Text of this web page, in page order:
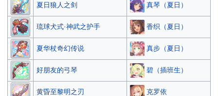
夏日狼人之剑 真琴（夏日）
琉球犬式·神武之护手 香织（夏日）
夏华杖奇幻传说 真步（夏日）
好朋友的弓琴 碧（插班生）
黄昏至黎明之刃 克罗依